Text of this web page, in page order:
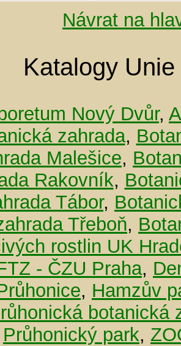
Návrat na
Katalogy
Nový Dvůr,
zahrada,
Malešice,
Rakovník,
Tábor,
Třeboň,
rostlin UK
- ČZU Praha,
, Hamzův
botanická
Průhonický park,